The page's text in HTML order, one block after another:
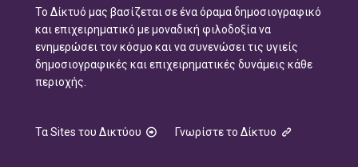
Το Δίκτυό μας βασίζεται σε ένα όραμα δημοσιογραφικό
και επιχειρηματικό με μοναδική φιλοδοξία να
ενημερώσει τον κόσμο και να συνενώσει τις υγιείς
δημοσιογραφικές και επιχειρηματικές δυνάμεις κάθε
περιοχής.
Τα Sites του Δικτύου Γνωρίστε το Δίκτυο